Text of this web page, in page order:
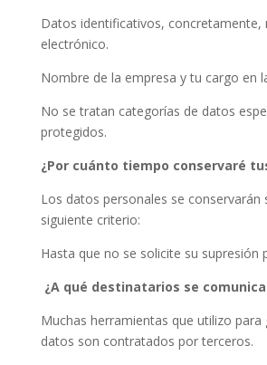
Datos identificativos, concretamente,
electrónico.
Nombre de la empresa y tu cargo en
No se tratan categorías de datos
protegidos.
¿Por cuánto tiempo conservaré
Los datos personales se conservarán
siguiente criterio:
Hasta que no se solicite su supresión
¿A qué destinatarios se
Muchas herramientas que utilizo para
datos son contratados por terceros.